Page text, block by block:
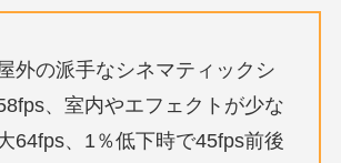
外の派手なシネマティックシ
、室内やエフェクトが少な
64fps、1％低下時で45fps前後